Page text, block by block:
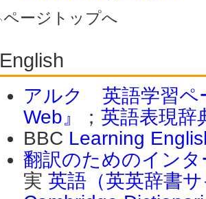
ページトップへ
English
アルク 英語学習ペ
Web』
； 英語表現辞
BBC Learning
翻訳のためのイン
実 英語（英英辞書